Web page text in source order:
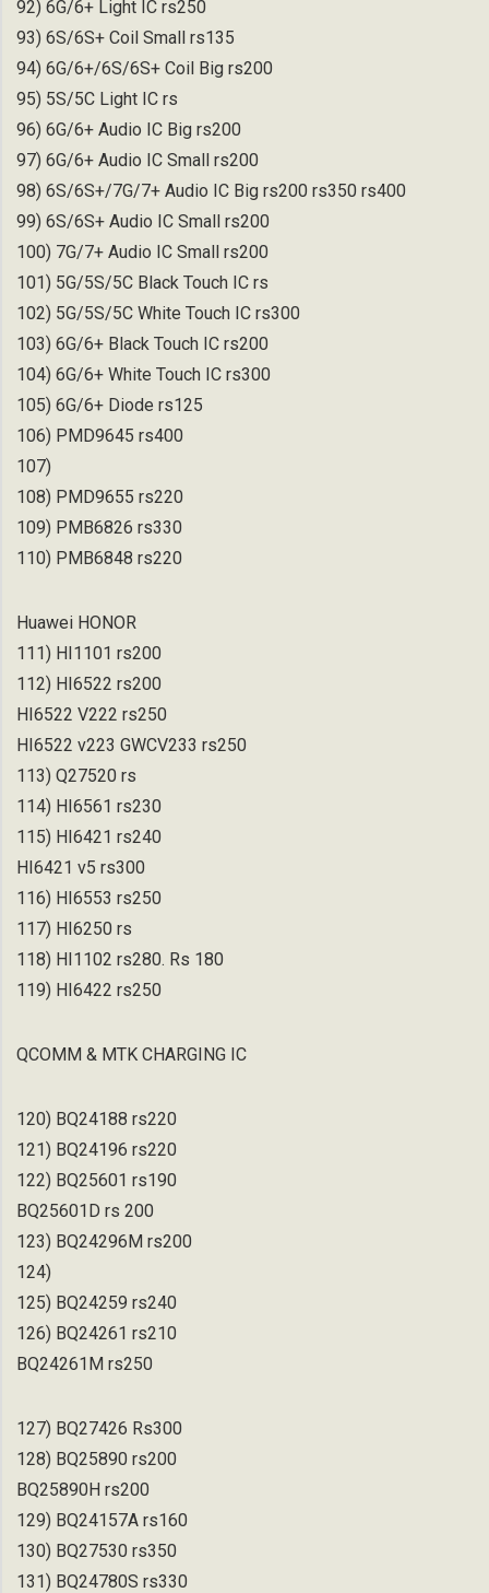
92) 6G/6+ Light IC rs250
93) 6S/6S+ Coil Small rs135
94) 6G/6+/6S/6S+ Coil Big rs200
95) 5S/5C Light IC rs
96) 6G/6+ Audio IC Big rs200
97) 6G/6+ Audio IC Small rs200
98) 6S/6S+/7G/7+ Audio IC Big rs200 rs350 rs400
99) 6S/6S+ Audio IC Small rs200
100) 7G/7+ Audio IC Small rs200
101) 5G/5S/5C Black Touch IC rs
102) 5G/5S/5C White Touch IC rs300
103) 6G/6+ Black Touch IC rs200
104) 6G/6+ White Touch IC rs300
105) 6G/6+ Diode rs125
106) PMD9645 rs400
107)
108) PMD9655 rs220
109) PMB6826 rs330
110) PMB6848 rs220
Huawei HONOR
111) HI1101 rs200
112) HI6522 rs200
HI6522 V222 rs250
HI6522 v223 GWCV233 rs250
113) Q27520 rs
114) HI6561 rs230
115) HI6421 rs240
HI6421 v5 rs300
116) HI6553 rs250
117) HI6250 rs
118) HI1102 rs280. Rs 180
119) HI6422 rs250
QCOMM & MTK CHARGING IC
120) BQ24188 rs220
121) BQ24196 rs220
122) BQ25601 rs190
BQ25601D rs 200
123) BQ24296M rs200
124)
125) BQ24259 rs240
126) BQ24261 rs210
BQ24261M rs250
127) BQ27426 Rs300
128) BQ25890 rs200
BQ25890H rs200
129) BQ24157A rs160
130) BQ27530 rs350
131) BQ24780S rs330